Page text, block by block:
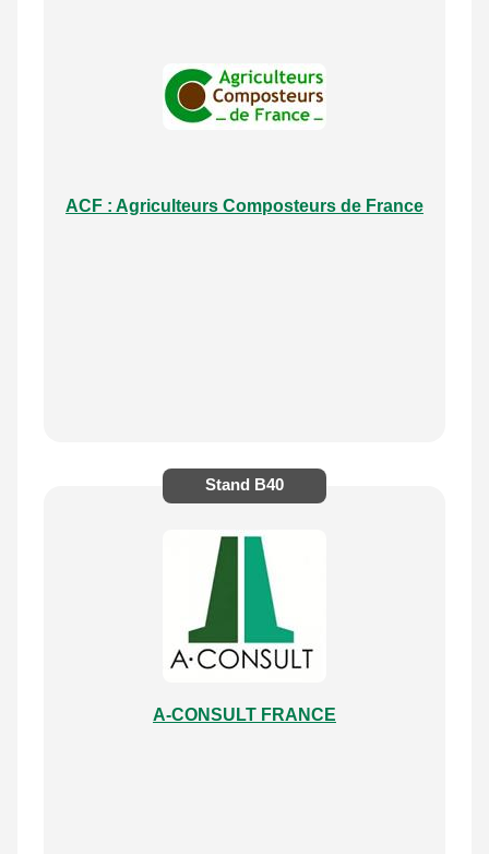
ACF : Agriculteurs Composteurs de France
Stand B40
A-CONSULT FRANCE